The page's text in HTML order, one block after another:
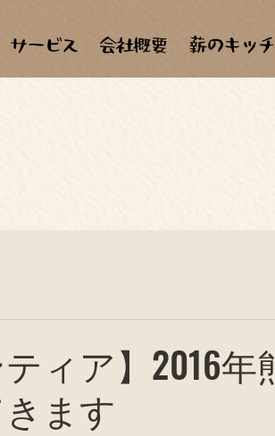
イレ ピザ窯、カマド、窯関係
ティア】2016
ます